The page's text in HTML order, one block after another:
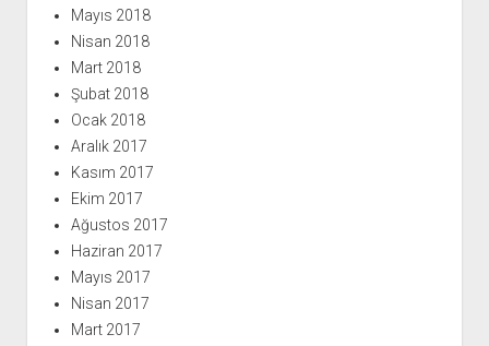
Mayıs 2018
Nisan 2018
Mart 2018
Şubat 2018
Ocak 2018
Aralık 2017
Kasım 2017
Ekim 2017
Ağustos 2017
Haziran 2017
Mayıs 2017
Nisan 2017
Mart 2017